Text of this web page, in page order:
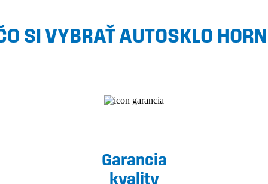
SI VYBRAŤ AUTOSKLO
Garancia
kvality